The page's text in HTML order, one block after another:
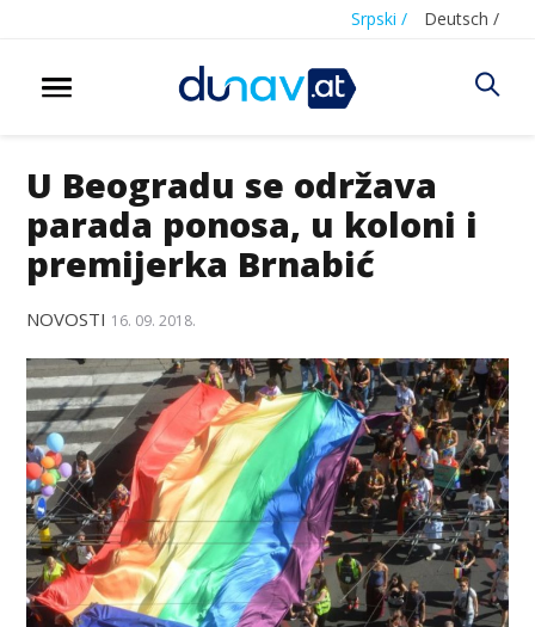
Srpski / Deutsch /
U Beogradu se održava
parada ponosa, u koloni i
premijerka Brnabić
NOVOSTI 16. 09. 2018.